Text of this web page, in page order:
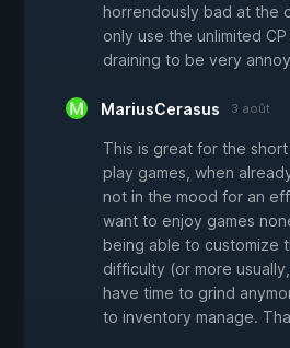
horrendously bad at the
only use the unlimited
draining to be very
MariusCerasus 3 août
This is great for the
play games, when
not in the mood for an
want to enjoy games
being able to customize
difficulty (or more
have time to grind
to inventory manage.